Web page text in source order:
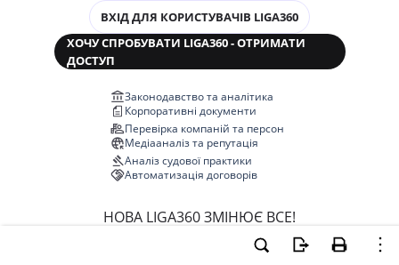
ВХІД ДЛЯ КОРИСТУВАЧІВ LIGA360
ХОЧУ СПРОБУВАТИ LIGA360 - ОТРИМАТИ
ДОСТУП
Законодавство та аналітика
Корпоративні документи
Перевірка компаній та персон
Медіааналіз та репутація
Аналіз судової практики
Автоматизація договорів
НОВА LIGA360 ЗМІНЮЄ ВСЕ!